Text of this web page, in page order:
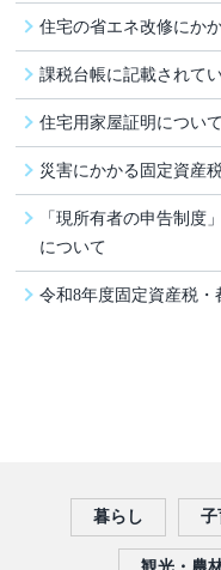
住宅の省エネ改修にか
課税台帳に記載されて
住宅用家屋証明について
災害にかかる固定資産
「現所有者の申告制度
について
令和8年度固定資産税
暮らし 子